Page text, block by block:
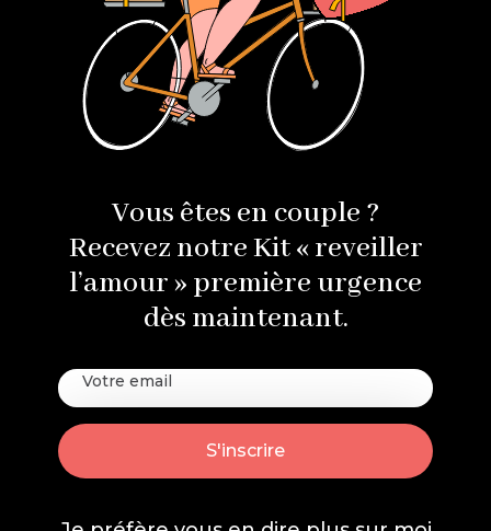
Vous êtes en couple ?
Recevez notre Kit « reveiller
l’amour » première urgence
dès maintenant.